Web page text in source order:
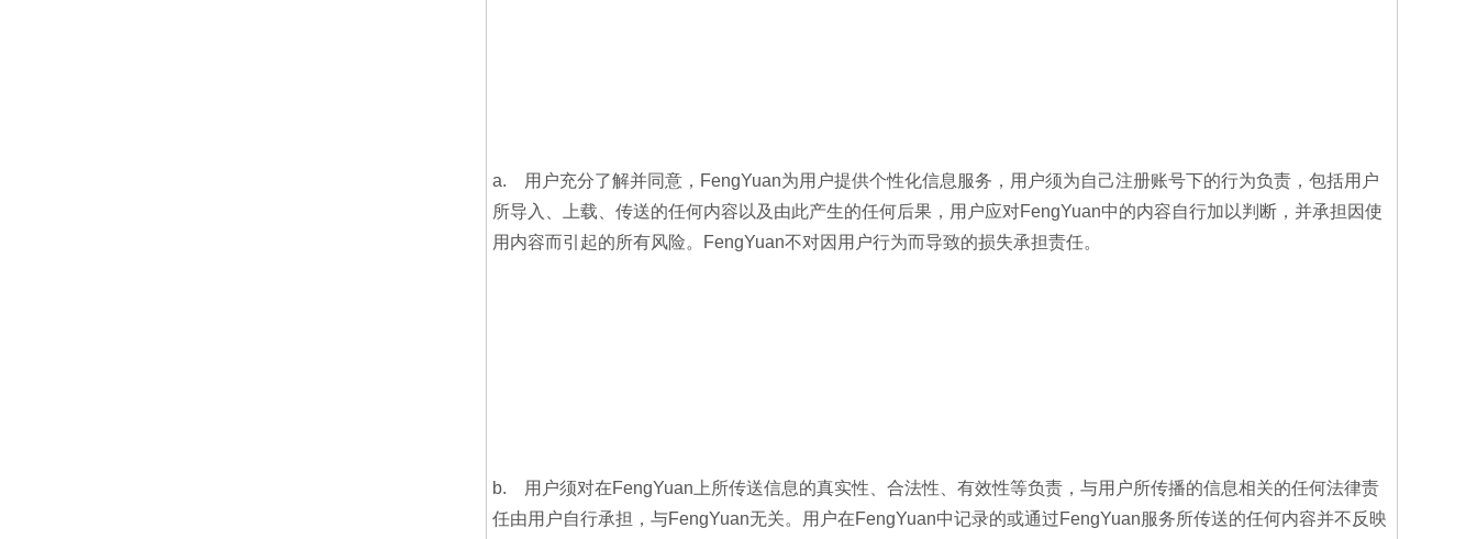
a. 用户充分了解并同意，FengYuan为用户提供个性化信息服务，用户须为自己注册账号下的行为负责，包括用户
所导入、上载、传送的任何内容以及由此产生的任何后果，用户应对FengYuan中的内容自行加以判断，并承担因使
用内容而引起的所有风险。FengYuan不对因用户行为而导致的损失承担责任。
b. 用户须对在FengYuan上所传送信息的真实性、合法性、有效性等负责，与用户所传播的信息相关的任何法律责
任由用户自行承担，与FengYuan无关。用户在FengYuan中记录的或通过FengYuan服务所传送的任何内容并不反映